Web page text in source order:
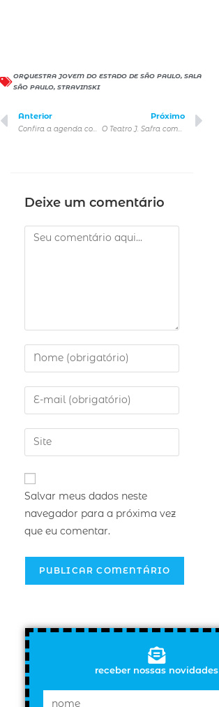
ORQUESTRA JOVEM DO ESTADO DE SÃO PAULO, SALA
SÃO PAULO, STRAVINSKI
Anterior
Confira a agenda completa de outubro no Teatro Bradesco
Próximo
O Teatro J. Safra comemora o Dia das Crianças com a Orquestra Modesta em dose dupla
Deixe um comentário
Salvar meus dados neste
navegador para a próxima vez
que eu comentar.
receber nossas novidades